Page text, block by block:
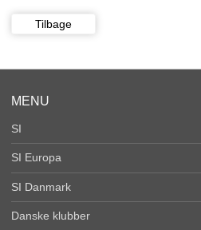
Tilbage
MENU
SI
SI Europa
SI Danmark
Danske klubber